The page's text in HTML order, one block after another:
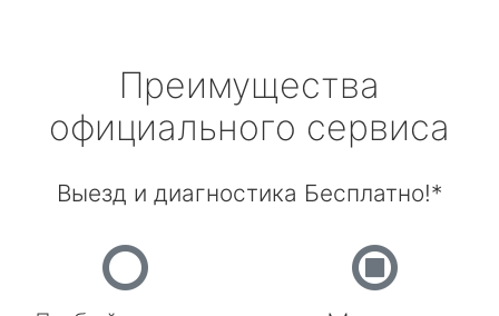
Преимущества
официального сервиса
Выезд и диагностика Бесплатно!*